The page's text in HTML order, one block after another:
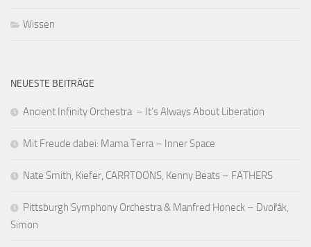
Wissen
NEUESTE BEITRÄGE
Ancient Infinity Orchestra – It’s Always About Liberation
Mit Freude dabei: Mama Terra – Inner Space
Nate Smith, Kiefer, CARRTOONS, Kenny Beats – FATHERS
Pittsburgh Symphony Orchestra & Manfred Honeck – Dvořák,
Simon